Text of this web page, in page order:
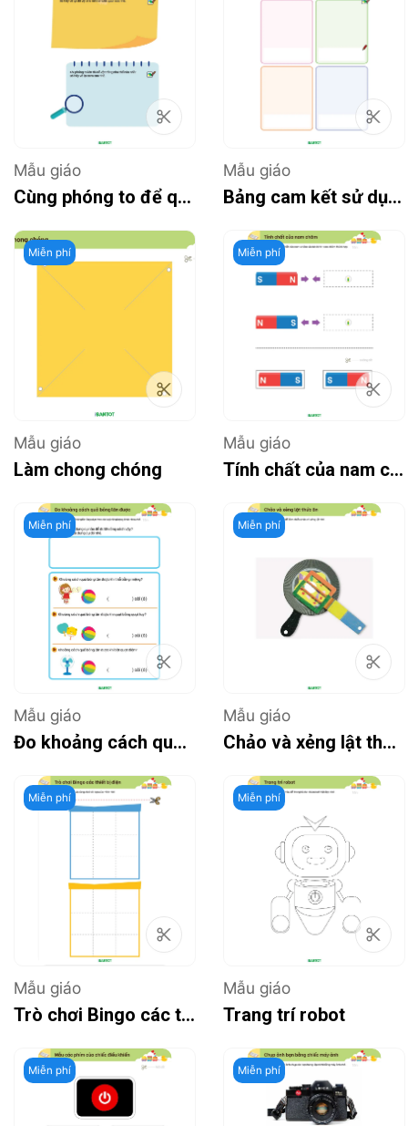
Mẫu giáo
Cùng phóng to để quan sát nào!
Mẫu giáo
Bảng cam kết sử dụng thiết bị điện tử
Miễn phí
Mẫu giáo
Làm chong chóng
Miễn phí
Mẫu giáo
Tính chất của nam châm
Miễn phí
Mẫu giáo
Đo khoảng cách quả bóng lăn được
Miễn phí
Mẫu giáo
Chảo và xẻng lật thức ăn
Miễn phí
Mẫu giáo
Trò chơi Bingo các thiết bị điện
Miễn phí
Mẫu giáo
Trang trí robot
Miễn phí Miễn phí